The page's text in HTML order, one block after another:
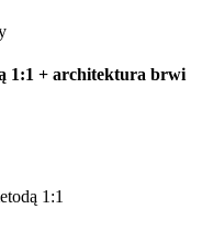
1:1 + architektura brwi
1:1